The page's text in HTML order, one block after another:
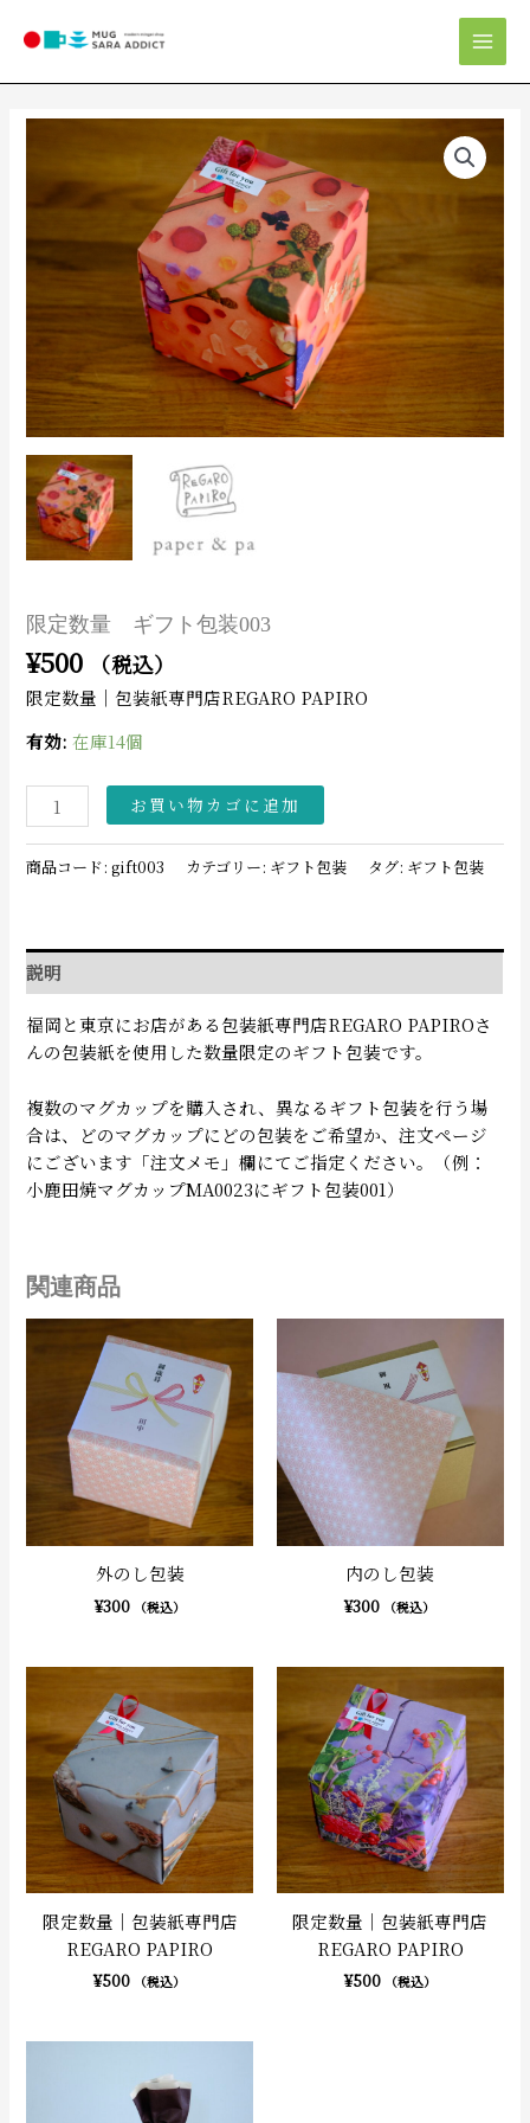
限定数量 ギフト包装003
¥500 （税込）
限定数量｜包装紙専門店REGARO PAPIRO
有効: 在庫14個
量
ギ
フ
包
装
003
個
お買い物カゴに追加
商品コード:gift003 カテゴリー: ギフト包装 タグ: ギフト包装
説明
福岡と東京にお店がある包装紙専門店REGARO PAPIROさ
んの包装紙を使用した数量限定のギフト包装です。
複数のマグカップを購入され、異なるギフト包装を行う場
合は、どのマグカップにどの包装をご希望か、注文ページ
にございます「注文メモ」欄にてご指定ください。（例：
小鹿田焼マグカップMA0023にギフト包装001）
関連商品
外のし包装
¥300 （税込）
内のし包装
¥300 （税込）
限定数量｜包装紙専門店
REGARO PAPIRO
¥500 （税込）
限定数量｜包装紙専門店
REGARO PAPIRO
¥500 （税込）